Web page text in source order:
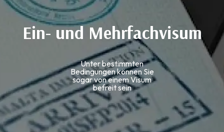
Ein- und Mehrfachvisum
Unter bestimmten
Bedingungen können Sie
sogar von einem Visum
befreit sein